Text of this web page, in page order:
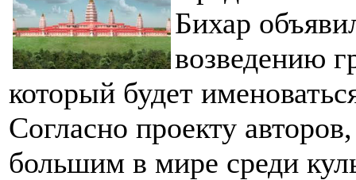
Бихар
возведению
который будет
Согласно проекту
большим в мире среди